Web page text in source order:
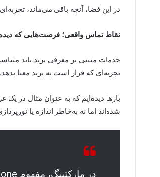
در این فضا، آنچه باقی می‌ماند،
نقاط تماس واقعی؛ فرصت‌هایی که
خدمات مبتنی بر معرفی برند باید
تجربه‌ای که قرار است به برند معنا بدهد.
بارها دیده‌ایم که به عنوان مثال در
شده‌اند اما نه به‌خاطر اندازه یا